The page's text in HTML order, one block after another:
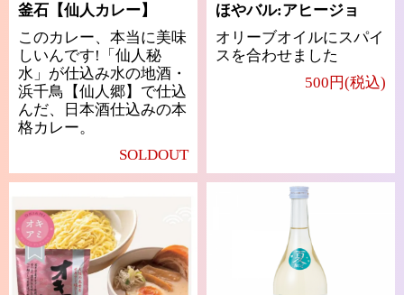
釜石【仙人カレー】
このカレー、本当に美味
しいんです!「仙人秘
水」が仕込み水の地酒・
浜千鳥【仙人郷】で仕込
んだ、日本酒仕込みの本
格カレー。
SOLDOUT
ほやバル:アヒージョ
オリーブオイルにスパイ
スを合わせました
500円(税込)